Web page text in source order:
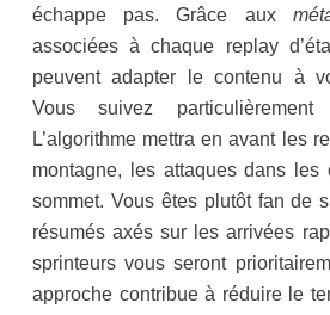
échappe pas. Grâce aux
associées à chaque replay
peuvent adapter le contenu à
Vous suivez
L’algorithme mettra en avant les
montagne, les attaques dans
sommet. Vous êtes plutôt fan de
résumés axés sur les arrivées
sprinteurs vous seront
approche contribue à réduire le